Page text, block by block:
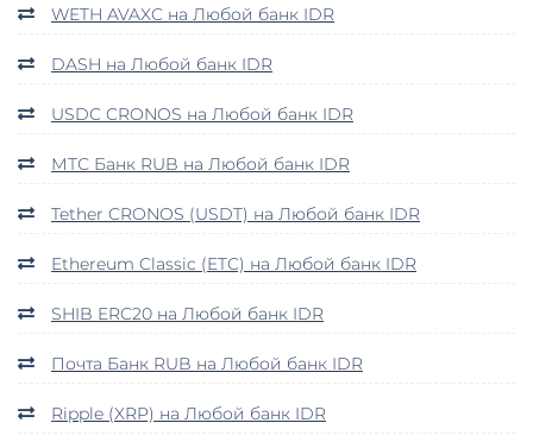
WETH AVAXC на Любой банк IDR
DASH на Любой банк IDR
USDC CRONOS на Любой банк IDR
МТС Банк RUB на Любой банк IDR
Tether CRONOS (USDT) на Любой банк IDR
Ethereum Classic (ETC) на Любой банк IDR
SHIB ERC20 на Любой банк IDR
Почта Банк RUB на Любой банк IDR
Ripple (XRP) на Любой банк IDR